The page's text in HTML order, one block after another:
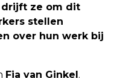
drijft ze om dit
stellen
over hun werk bij
Fia van Ginkel.